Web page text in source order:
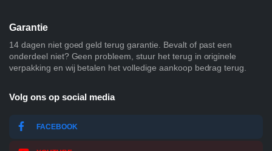
Garantie
14 dagen niet goed geld terug garantie. Bevalt of past een
onderdeel niet? Geen probleem, stuur het terug in originele
verpakking en wij betalen het volledige aankoop bedrag terug.
Volg ons op social media
FACEBOOK